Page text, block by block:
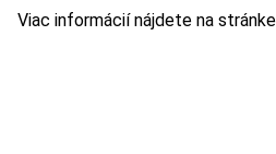
Viac informácií nájdete na stránke